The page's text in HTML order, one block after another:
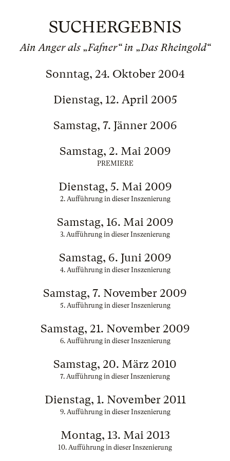
SUCHERGEBNIS
Ain Anger als „Fafner“ in „Das Rheingold“
Sonntag, 24. Oktober 2004
Dienstag, 12. April 2005
Samstag, 7. Jänner 2006
Samstag, 2. Mai 2009
PREMIERE
Dienstag, 5. Mai 2009
2. Aufführung in dieser Inszenierung
Samstag, 16. Mai 2009
3. Aufführung in dieser Inszenierung
Samstag, 6. Juni 2009
4. Aufführung in dieser Inszenierung
Samstag, 7. November 2009
5. Aufführung in dieser Inszenierung
Samstag, 21. November 2009
6. Aufführung in dieser Inszenierung
Samstag, 20. März 2010
7. Aufführung in dieser Inszenierung
Dienstag, 1. November 2011
9. Aufführung in dieser Inszenierung
Montag, 13. Mai 2013
10. Aufführung in dieser Inszenierung